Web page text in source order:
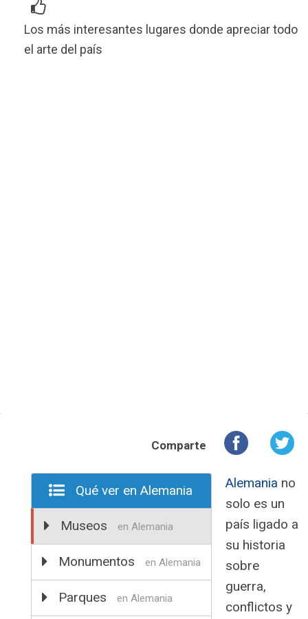
Los más interesantes lugares donde apreciar todo
el arte del país
Comparte
Qué ver en Alemania
Museos en Alemania
Monumentos en Alemania
Parques en Alemania
Alemania no
solo es un
país ligado a
su historia
sobre
guerra,
conflictos y